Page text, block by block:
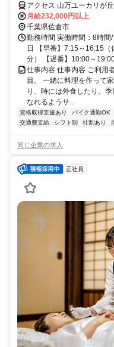
アクセス 山万ユーカリが
ーカリが丘徒歩約14分、
分 ユーカリが丘線「地区
月給232,000円以上
千葉県佐倉市
勤務時間 実働時間：8時間
日 【早番】7:15～16:15
分） 【遅番】10:00～19:00
仕事内容 仕事内容 ご利用
目。 一緒に料理を作って
り、時には外食したり。
なれるようサ...
資格取得支援あり バイク通勤OK
交通費支給
シフト制 社割あり
同じ企業の求人
正社員